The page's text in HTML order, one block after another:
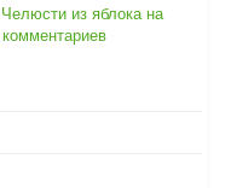
из яблока на